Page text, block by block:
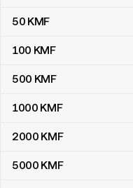
Tabla de conversión de
50 KMF
100 KMF
500 KMF
1000 KMF
2000 KMF
5000 KMF